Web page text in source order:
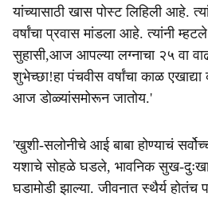
e
यांच्यासाठी खास पोस्ट लिहिली आहे.
वर्षांचा प्रवास मांडला आहे. त्यांनी
सुहासी,आज आपल्या लग्नाचा २५ वा
शुभेच्छा!हा पंचवीस वर्षांचा काळ
आज डोळ्यांसमोरून जातोय.'
'खुशी-सलोनीचे आई बाबा होण्याचं
यशाचे सोहळे घडले, भावनिक सुख-
घडामोडी झाल्या. जीवनात स्थैर्य होतंच